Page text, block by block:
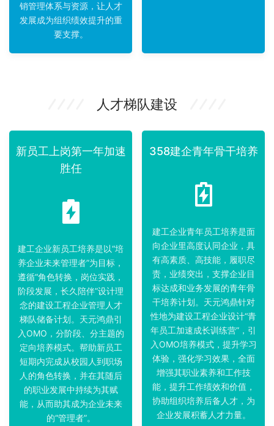
销管理体系与资源，让人才
发展成为组织绩效提升的重
要支撑。
人才梯队建设
新员工上岗第一年加速
胜任
建工企业新员工培养是以“培
养企业未来管理者”为目标，
遵循“角色转换，岗位实践，
阶段发展，长久陪伴”设计理
念的建设工程企业管理人才
梯队储备计划。天元鸿鼎引
入OMO，分阶段、分主题的
定向培养模式。帮助新员工
短期内完成从校园人到职场
人的角色转换，并在其随后
的职业发展中持续为其赋
能，从而助其成为企业未来
的“管理者”。
358建企青年骨干培养
建工企业青年员工培养是面
向企业里高度认同企业，具
有高素质、高技能，履职尽
责，业绩突出，支撑企业目
标达成和业务发展的青年骨
干培养计划。天元鸿鼎针对
性地为建设工程企业设计“青
年员工加速成长训练营”，引
入OMO培养模式，提升学习
体验，强化学习效果，全面
增强其职业素养和工作技
能，提升工作绩效和价值，
协助组织培养后备人才，为
企业发展积蓄人才力量。